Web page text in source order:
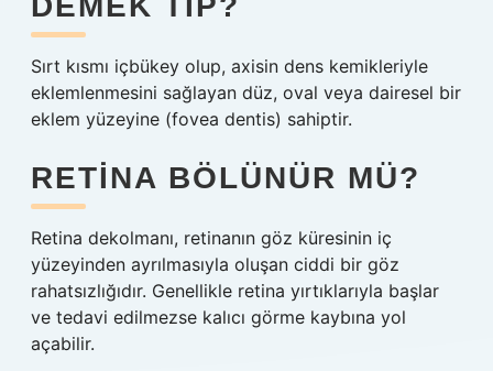
Sırt kısmı içbükey olup, axisin dens kemikleriyle
eklemlenmesini sağlayan düz, oval veya dairesel bir
eklem yüzeyine (fovea dentis) sahiptir.
RETINA BÖLÜNÜR MÜ?
Retina dekolmanı, retinanın göz küresinin iç
yüzeyinden ayrılmasıyla oluşan ciddi bir göz
rahatsızlığıdır. Genellikle retina yırtıklarıyla başlar
ve tedavi edilmezse kalıcı görme kaybına yol
açabilir.